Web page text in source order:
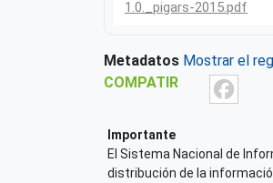
1.0._pigars-2015.pdf
Metadatos Mostrar el
COMPATIR
Importante
El Sistema Nacional de
distribución de la